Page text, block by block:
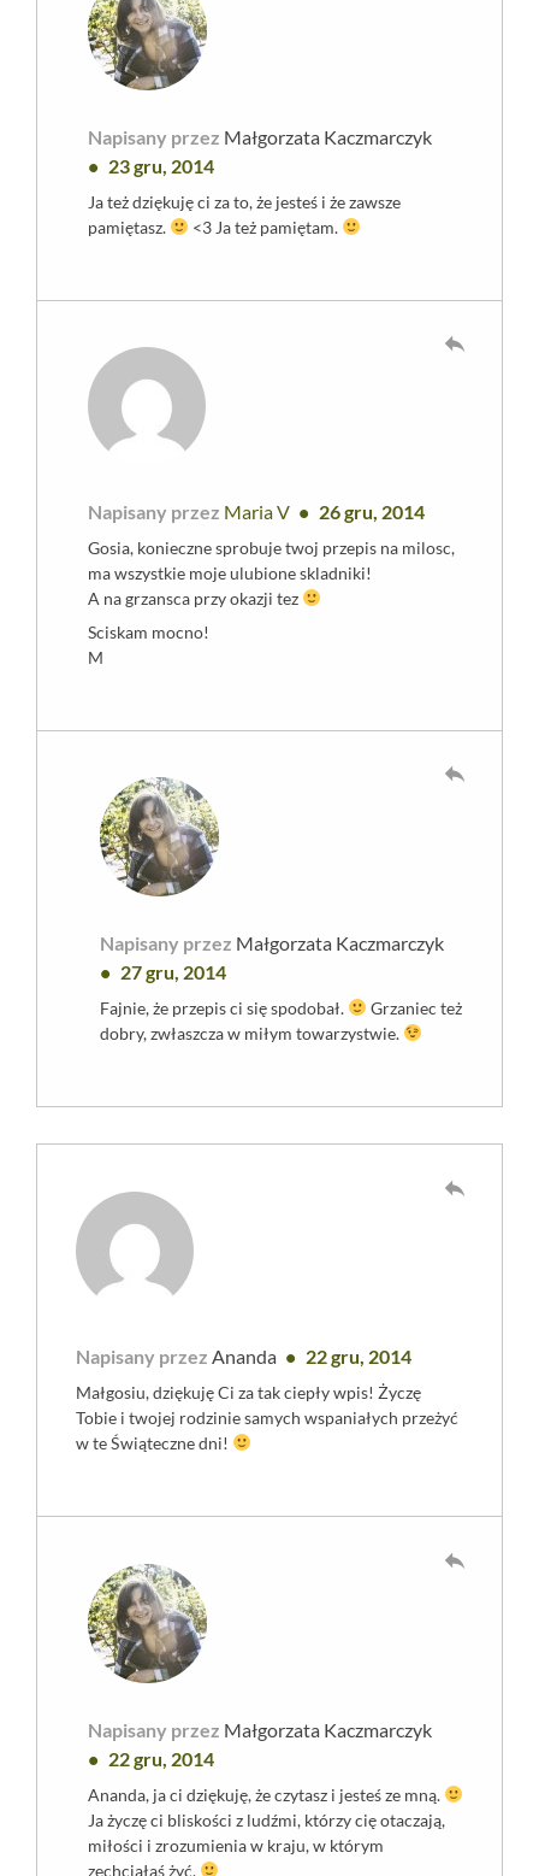
Napisany przez Małgorzata Kaczmarczyk
23 gru, 2014
Ja też dziękuję ci za to, że jesteś i że zawsze
pamiętasz.
<3 Ja też pamiętam.
Napisany przez Maria V 26 gru, 2014
Gosia, konieczne sprobuje twoj przepis na milosc,
ma wszystkie moje ulubione skladniki!
A na grzansca przy okazji tez
Sciskam mocno!
M
reply
Napisany przez Małgorzata Kaczmarczyk
27 gru, 2014
Fajnie, że przepis ci się spodobał.
Grzaniec też
dobry, zwłaszcza w miłym towarzystwie.
reply
Napisany przez Ananda 22 gru, 2014
Małgosiu, dziękuję Ci za tak ciepły wpis! Życzę
Tobie i twojej rodzinie samych wspaniałych przeżyć
w te Świąteczne dni!
reply
Napisany przez Małgorzata Kaczmarczyk
22 gru, 2014
Ananda, ja ci dziękuję, że czytasz i jesteś ze mną.
Ja życzę ci bliskości z ludźmi, którzy cię otaczają,
miłości i zrozumienia w kraju, w którym
zechciałaś żyć.
reply